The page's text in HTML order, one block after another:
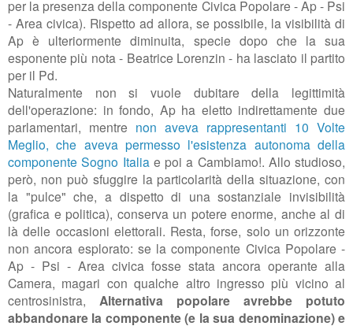
per la presenza della componente Civica Popolare - Ap - Psi
- Area civica). Rispetto ad allora, se possibile, la visibilità di
Ap è ulteriormente diminuita, specie dopo che la sua
esponente più nota - Beatrice Lorenzin - ha lasciato il partito
per il Pd.
Naturalmente non si vuole dubitare della legittimità
dell'operazione: in fondo, Ap ha eletto indirettamentedue
parlamentari, mentre non aveva rappresentanti 10 Volte
Meglio, che aveva permesso l'esistenza autonoma della
componente Sogno Italiae poi a Cambiamo!. Allo studioso,
però, non può sfuggire la particolarità della situazione, con
la "pulce" che, a dispetto di una sostanziale invisibilità
(grafica e politica), conserva un potere enorme, anche al di
là delle occasioni elettorali. Resta, forse, solo un orizzonte
non ancora esplorato: se la componente Civica Popolare -
Ap - Psi - Area civica fosse stata ancora operante alla
Camera, magari con qualche altro ingresso più vicino al
centrosinistra, Alternativa popolare avrebbe potuto
abbandonare la componente (e la sua denominazione) e